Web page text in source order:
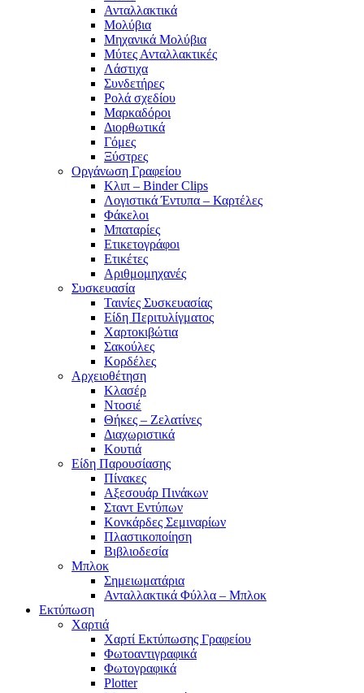
Ανταλλακτικά
Μολύβια
Μηχανικά Μολύβια
Μύτες Ανταλλακτικές
Λάστιχα
Συνδετήρες
Ρολά σχεδίου
Μαρκαδόροι
Διορθωτικά
Γόμες
Ξύστρες
Οργάνωση Γραφείου
Κλιπ – Binder Clips
Λογιστικά Έντυπα – Καρτέλες
Φάκελοι
Μπαταρίες
Ετικετογράφοι
Ετικέτες
Αριθμομηχανές
Συσκευασία
Ταινίες Συσκευασίας
Είδη Περιτυλίγματος
Χαρτοκιβώτια
Σακούλες
Κορδέλες
Αρχειοθέτηση
Κλασέρ
Ντοσιέ
Θήκες – Ζελατίνες
Διαχωριστικά
Κουτιά
Είδη Παρουσίασης
Πίνακες
Αξεσουάρ Πινάκων
Σταντ Εντύπων
Κονκάρδες Σεμιναρίων
Πλαστικοποίηση
Βιβλιοδεσία
Μπλοκ
Σημειωματάρια
Ανταλλακτικά Φύλλα – Μπλοκ
Εκτύπωση
Χαρτιά
Χαρτί Εκτύπωσης Γραφείου
Φωτοαντιγραφικά
Φωτογραφικά
Plotter